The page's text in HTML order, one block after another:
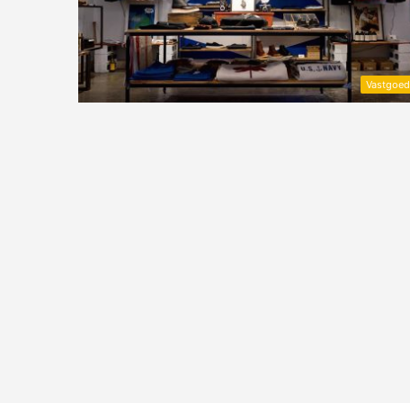
Vastgoed